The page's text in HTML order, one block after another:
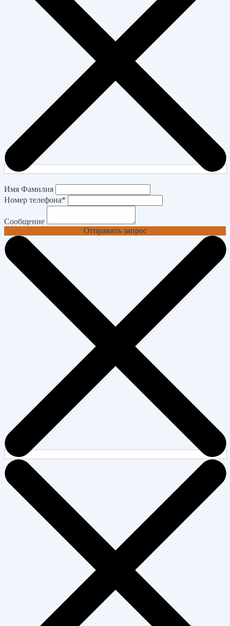
Имя Фамилия
Номер телефона*
Сообщение
Отправить запрос